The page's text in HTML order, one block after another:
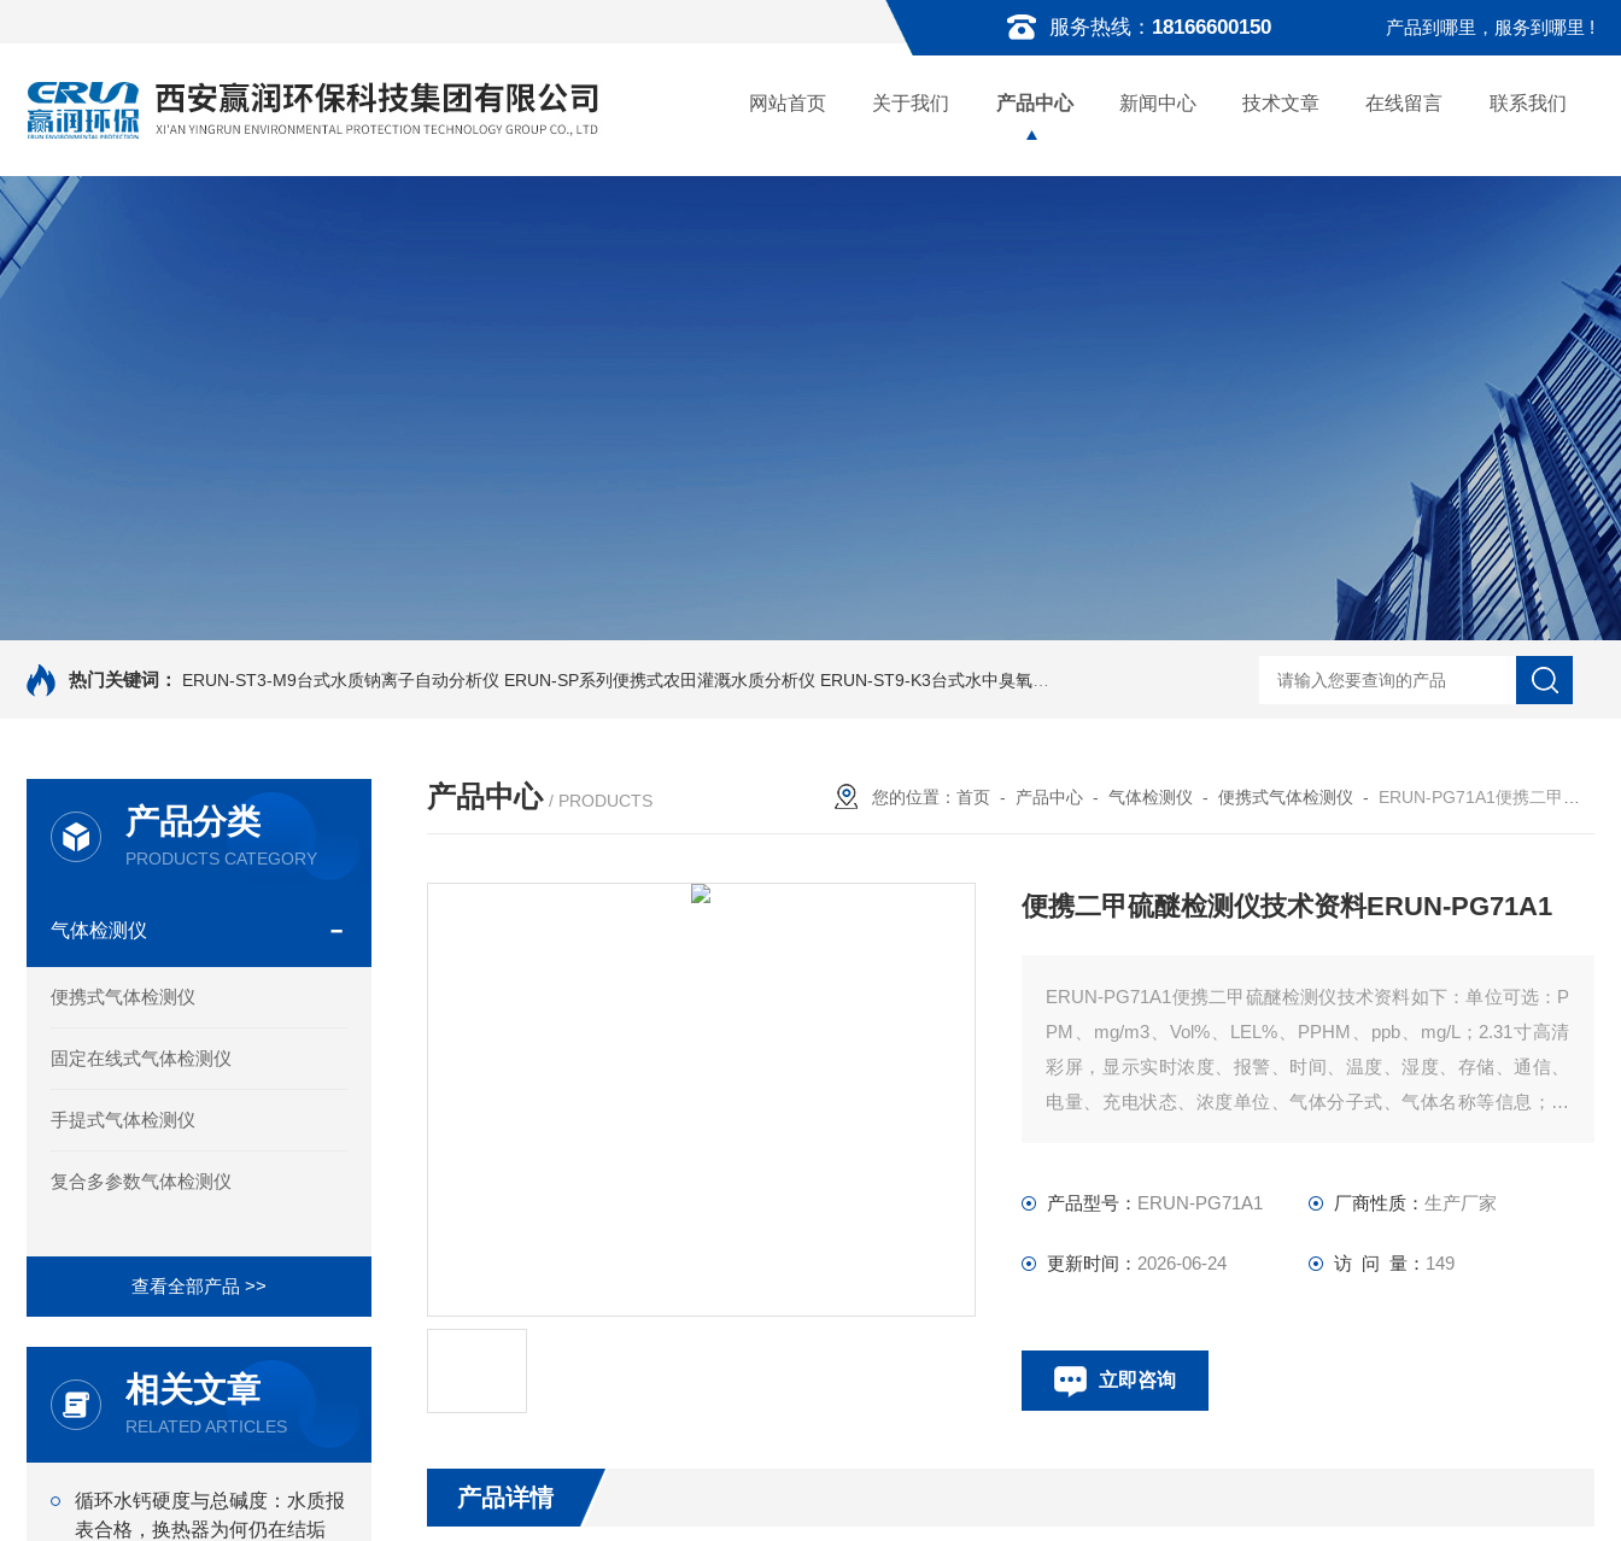
服务热线： 18166600150 产品到哪里，服务到哪里 !
网站首页 关于我们 产品中心 新闻中心 技术文章 在线留言 联系我们
热门关键词： ERUN-ST3-M9台式水质钠离子自动分析仪 ERUN-SP系列便携式农田灌溉水质分析仪 ERUN-ST9-K3台式水中臭氧检测仪 ERUN-ST7-B8台式酚酞碱度测定仪 ERUN-SZ-CL620水质氯离子在线
产品分类
PRODUCTS CATEGORY
气体检测仪
便携式气体检测仪
固定在线式气体检测仪
手提式气体检测仪
复合多参数气体检测仪
查看全部产品 >>
相关文章
RELATED ARTICLES
循环水钙硬度与总碱度：水质报
表合格，换热器为何仍在结垢
产品中心 / PRODUCTS 您的位置：首页 - 产品中心 -气体检测仪 -便携式气体检测仪 - ERUN-PG71A1便携二甲硫醚检测仪技术资料ERUN-PG71A1
便携二甲硫醚检测仪技术资料ERUN-PG71A1
ERUN-PG71A1便携二甲硫醚检测仪技术资料如下：单位可选：P
PM、mg/m3、Vol%、LEL%、PPHM、ppb、mg/L；2.31寸高清
彩屏，显示实时浓度、报警、时间、温度、湿度、存储、通信、
电量、充电状态、浓度单位、气体分子式、气体名称等信息；菜
产品型号： ERUN-PG71A1 厂商性质： 生产厂家
更新时间： 2026-06-24 访 问 量： 149
立即咨询
产品详情